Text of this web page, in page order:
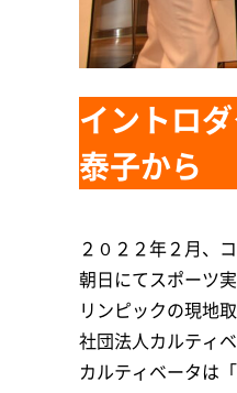
イントロ
泰子から
２０２２年２月、
朝日にてスポーツ
リンピックの現地
社団法人カルティ
カルティベータは